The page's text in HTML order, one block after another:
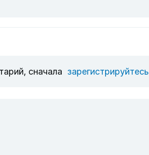
сначала зарегистрируйтесь